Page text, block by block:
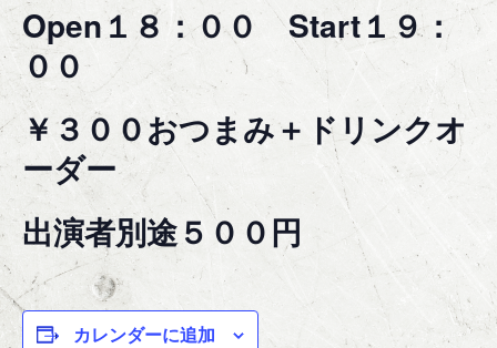
Open１８：００ Start１９：
００
￥３００おつまみ＋ドリンクオ
ーダー
出演者別途５００円
カレンダーに追加